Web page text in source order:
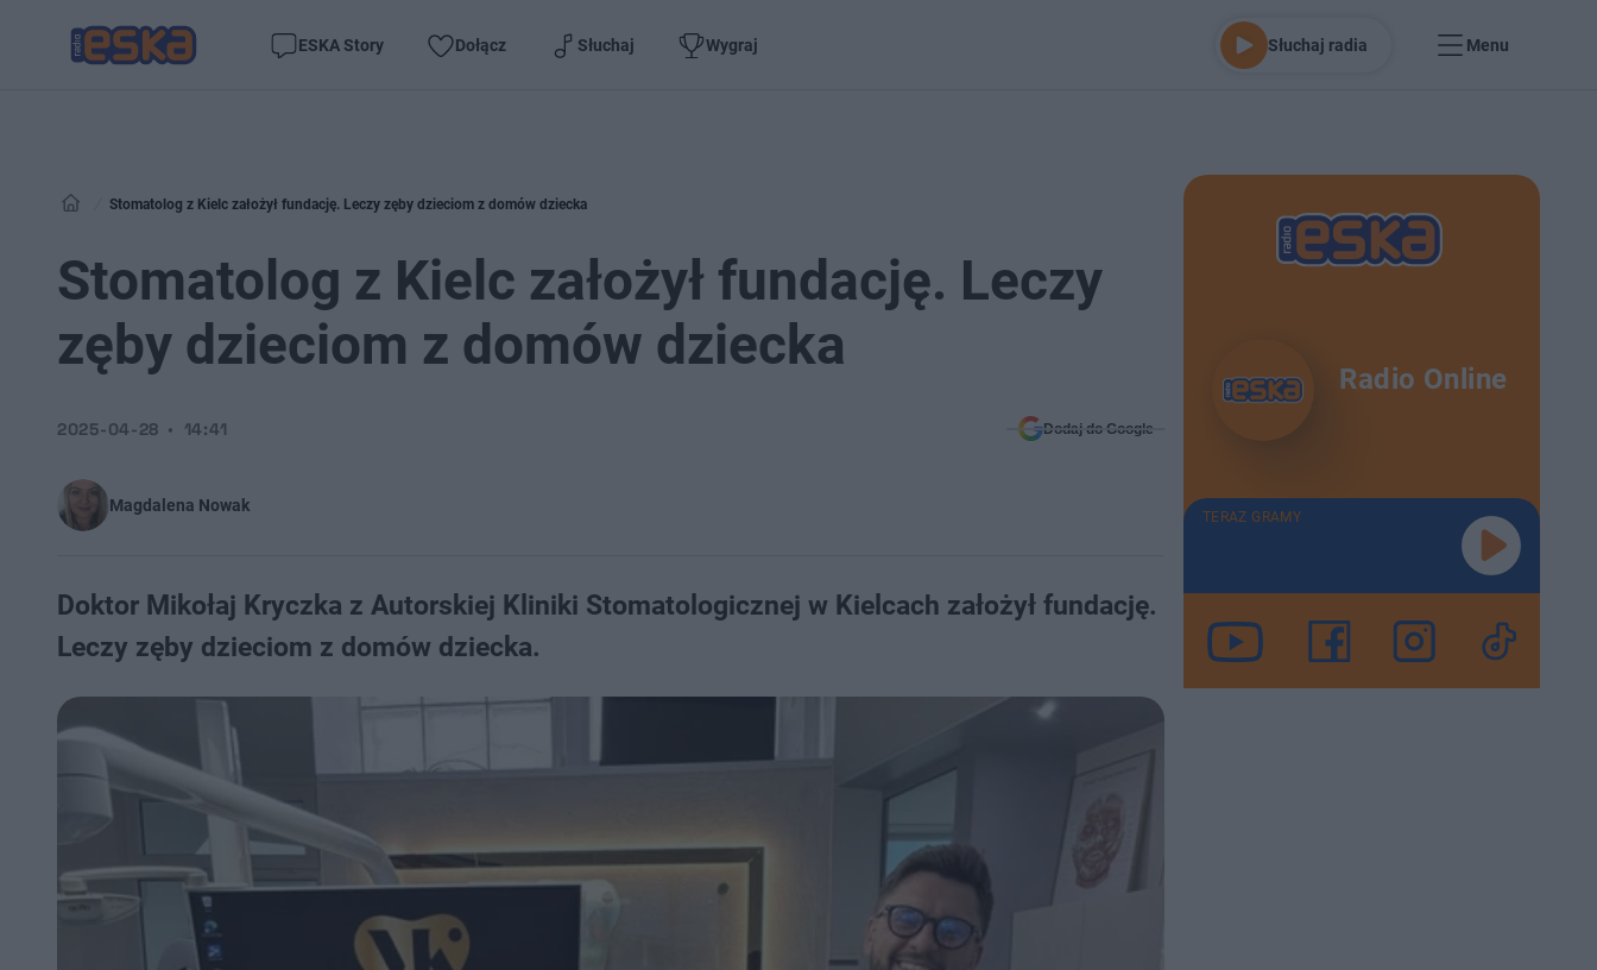
ESKA Story Dołącz Słuchaj Wygraj Słuchaj radia Menu
Stomatolog z Kielc założył fundację. Leczy zęby dzieciom z domów dziecka
Stomatolog z Kielc założył fundację. Leczy
zęby dzieciom z domów dziecka
Magdalena Nowak
2025-04-28 14:41 Dodaj do Google
Doktor Mikołaj Kryczka z Autorskiej Kliniki Stomatologicznej w Kielcach założył fundację.
Leczy zęby dzieciom z domów dziecka.
Radio Online
TERAZ GRAMY